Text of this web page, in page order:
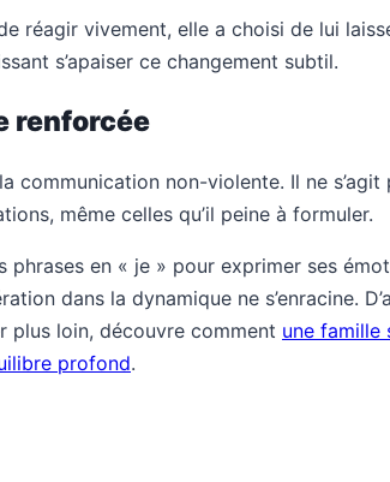
réagir vivement, elle a choisi de lui
s’apaiser ce changement subtil.
renforcée
communication non-violente. Il ne s’agit
même celles qu’il peine à formuler.
en « je » pour exprimer ses
dans la dynamique ne s’enracine.
plus loin, découvre comment une famille
profond.